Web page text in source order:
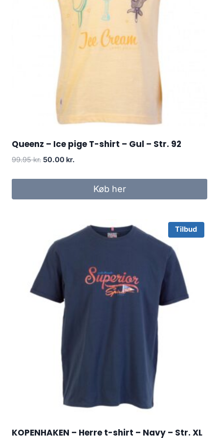
Queenz – Ice pige T-shirt – Gul – Str. 92
99.95kr. Original
was:
50.00 kr.
is:
50.00 kr..Køb her
Tilbud
KOPENHAKEN – Herre t-shirt – Navy – Str. XL